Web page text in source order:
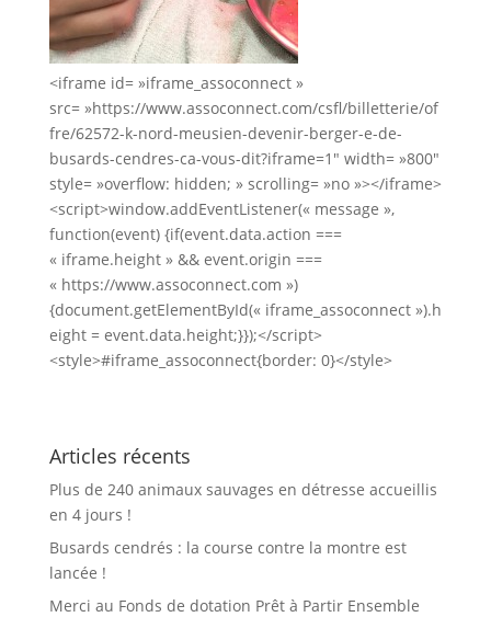
<iframe id= »iframe_assoconnect »
src= »https://www.assoconnect.com/csfl/billetterie/of
fre/62572-k-nord-meusien-devenir-berger-e-de-
busards-cendres-ca-vous-dit?iframe=1″ width= »800″
style= »overflow: hidden; » scrolling= »no »></iframe>
<script>window.addEventListener(« message »,
function(event) {if(event.data.action ===
« iframe.height » && event.origin ===
« https://www.assoconnect.com »)
{document.getElementById(« iframe_assoconnect »).h
eight = event.data.height;}});</script>
<style>#iframe_assoconnect{border: 0}</style>
Articles récents
Plus de 240 animaux sauvages en détresse accueillis
en 4 jours !
Busards cendrés : la course contre la montre est
lancée !
Merci au Fonds de dotation Prêt à Partir Ensemble